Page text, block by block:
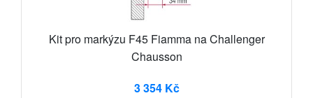
Kit pro markýzu F45 Fiamma na Challenger
Chausson
3 354 Kč